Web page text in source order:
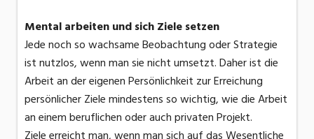
Mental arbeiten und sich Ziele setzen
Jede noch so wachsame Beobachtung oder Strategie
ist nutzlos, wenn man sie nicht umsetzt. Daher ist die
Arbeit an der eigenen Persönlichkeit zur Erreichung
persönlicher Ziele mindestens so wichtig, wie die Arbeit
an einem beruflichen oder auch privaten Projekt.